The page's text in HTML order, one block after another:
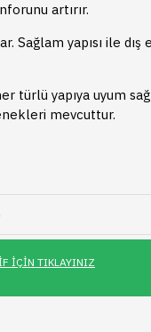
artırır.
Sağlam yapısı ile
türlü yapıya uyum
mevcuttur.
İÇIN TIKLAYINIZ